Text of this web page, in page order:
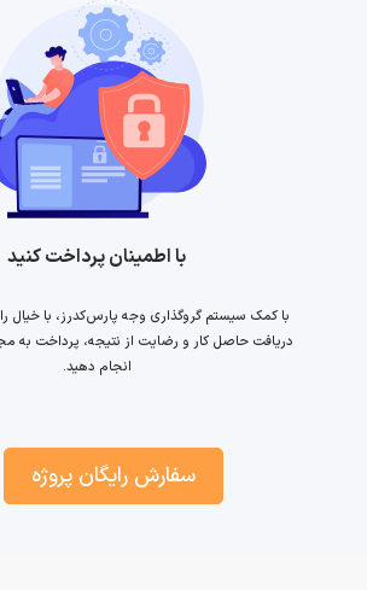
با اطمینان پرداخت کنید
با کمک سیستم گروگذاری وجه پارس‌کدرز، با خیال
دریافت حاصل کار و رضایت از نتیجه، پرداخت به
انجام دهید.
سفارش رایگان پروژه